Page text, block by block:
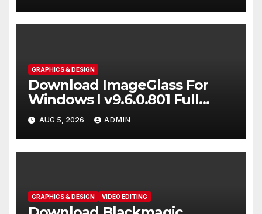
GRAPHICS & DESIGN
Download ImageGlass For
Windows I v9.6.0.801 Full
Version [2026]
AUG 5, 2026 ADMIN
GRAPHICS & DESIGN VIDEO EDITING